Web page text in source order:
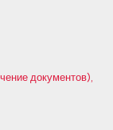
документов),